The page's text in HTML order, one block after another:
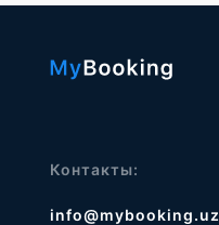
Контакты:
info@mybooking.uz